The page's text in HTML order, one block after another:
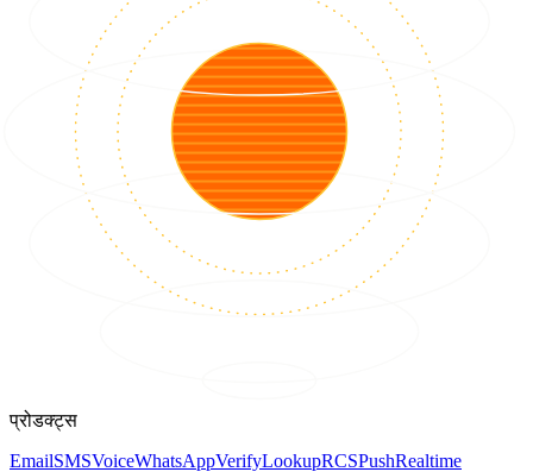
प्रोडक्ट्स
EmailSMSVoiceWhatsAppVerifyLookupRCSPushRealtime